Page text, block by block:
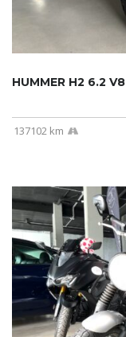
HUMMER H2 6.2
137102 km